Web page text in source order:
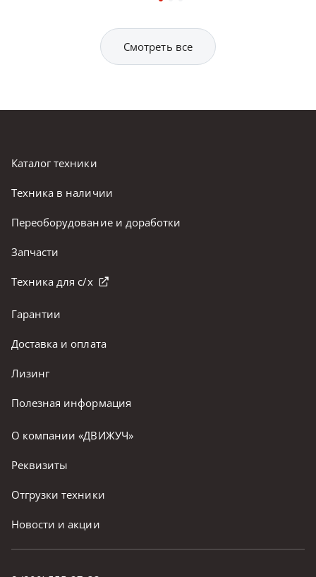
Смотреть все
Каталог техники
Техника в наличии
Переоборудование и доработки
Запчасти
Техника для с/х
Гарантии
Доставка и оплата
Лизинг
Полезная информация
О компании «ДВИЖУЧ»
Реквизиты
Отгрузки техники
Новости и акции